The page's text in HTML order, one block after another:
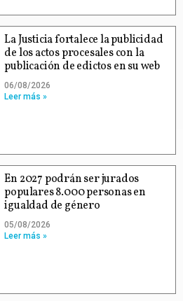
La Justicia fortalece la publicidad
de los actos procesales con la
publicación de edictos en su web
06/08/2026
Leer más »
En 2027 podrán ser jurados
populares 8.000 personas en
igualdad de género
05/08/2026
Leer más »